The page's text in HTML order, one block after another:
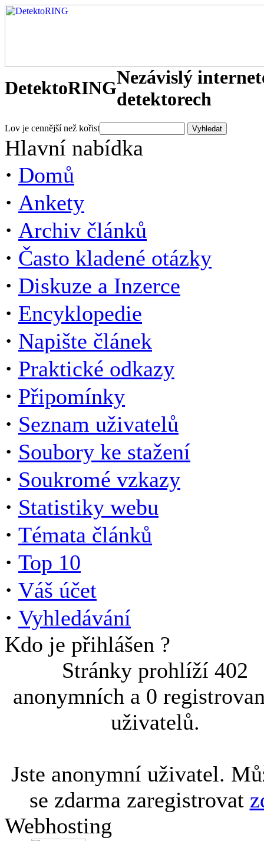
DetektoRINGNezávislý
detektorech
Lov je cennější než kořist
Hlavní nabídka
· Domů
· Ankety
· Archiv článků
· Často kladené otázky
· Diskuze a Inzerce
· Encyklopedie
· Napište článek
· Praktické odkazy
· Připomínky
· Seznam uživatelů
· Soubory ke stažení
· Soukromé vzkazy
· Statistiky webu
· Témata článků
· Top 10
· Váš účet
· Vyhledávání
Kdo je přihlášen ?
Stránky prohlíží 402
anonymních a 0
uživatelů.
Jste anonymní uživatel.
se zdarma zaregistrovat
Webhosting